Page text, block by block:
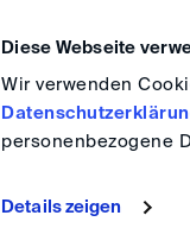
Diese Webseite
Wir verwenden
personenbezogene
Details zeigen